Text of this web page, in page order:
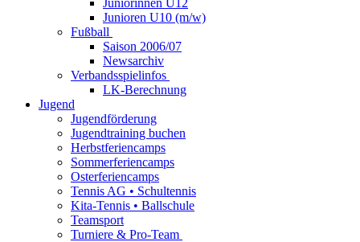
Juniorinnen U12
Junioren U10 (m/w)
Fußball
Saison 2006/07
Newsarchiv
Verbandsspielinfos
LK-Berechnung
Jugend
Jugendförderung
Jugendtraining buchen
Herbstferiencamps
Sommerferiencamps
Osterferiencamps
Tennis AG • Schultennis
Kita-Tennis • Ballschule
Teamsport
Turniere & Pro-Team